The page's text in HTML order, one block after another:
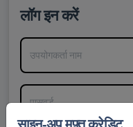
लॉग इन करें
उपयोगकर्ता नाम
पासवर्ड
साइन-अप मुफ़्त क्रेडिट